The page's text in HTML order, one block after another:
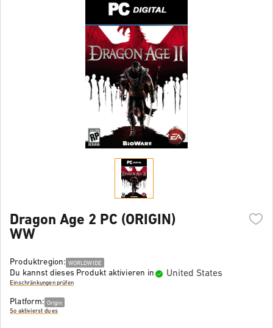
Dragon Age 2 PC (ORIGIN)
WW
Produktregion: WORLDWIDE
Du kannst dieses Produkt aktivieren in United States
Einschränkungen prüfen
Platform: Origin
So aktivierst du es